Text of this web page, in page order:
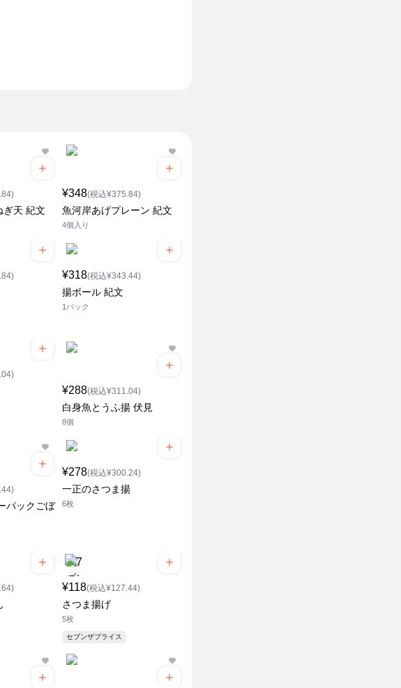
ぎ天 紀文
¥348(税込¥375.84)
魚河岸あげプレーン 紀文
4個入り
¥318(税込¥343.44)
揚ボール 紀文
1パック
¥288(税込¥311.04)
白身魚とうふ揚 伏見
8個
パックごぼ
¥278(税込¥300.24)
一正のさつま揚
6枚
¥118(税込¥127.44)
さつま揚げ
5枚
セブンザプライス